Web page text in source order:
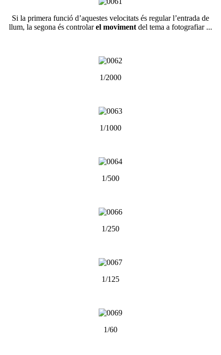
Si la primera funció d’aquestes velocitats és regular l’entrada de
llum, la segona és controlarel moviment del tema a fotografiar ...
1/2000
1/1000
1/500
1/250
1/125
1/60